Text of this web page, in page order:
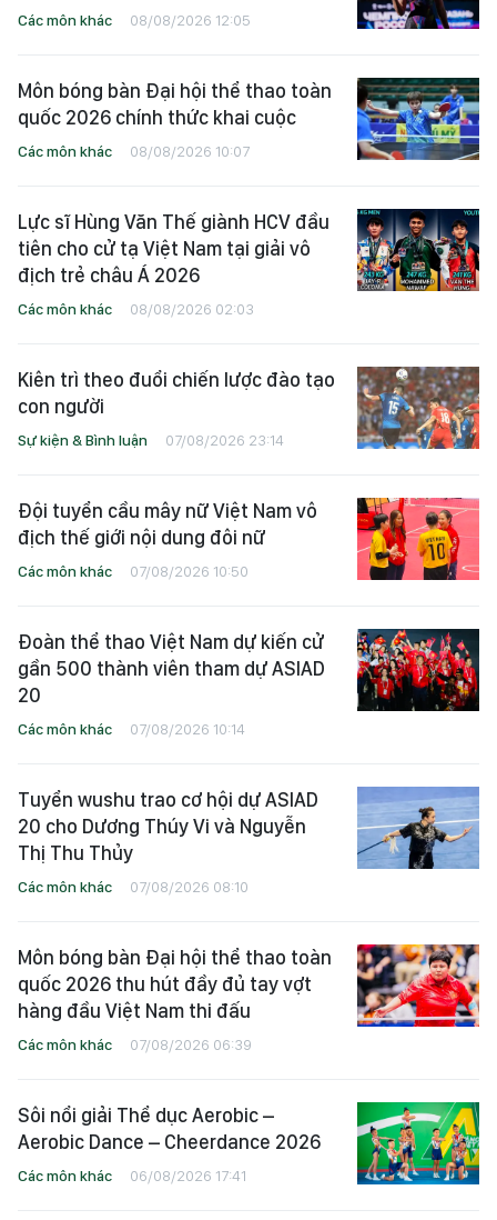
Các môn khác 08/08/2026 12:05
Môn bóng bàn Đại hội thể thao toàn
quốc 2026 chính thức khai cuộc
Các môn khác 08/08/2026 10:07
Lực sĩ Hùng Văn Thế giành HCV đầu
tiên cho cử tạ Việt Nam tại giải vô
địch trẻ châu Á 2026
Các môn khác 08/08/2026 02:03
Kiên trì theo đuổi chiến lược đào tạo
con người
Sự kiện & Bình luận 07/08/2026 23:14
Đội tuyển cầu mây nữ Việt Nam vô
địch thế giới nội dung đôi nữ
Các môn khác 07/08/2026 10:50
Đoàn thể thao Việt Nam dự kiến cử
gần 500 thành viên tham dự ASIAD
20
Các môn khác 07/08/2026 10:14
Tuyển wushu trao cơ hội dự ASIAD
20 cho Dương Thúy Vi và Nguyễn
Thị Thu Thủy
Các môn khác 07/08/2026 08:10
Môn bóng bàn Đại hội thể thao toàn
quốc 2026 thu hút đầy đủ tay vợt
hàng đầu Việt Nam thi đấu
Các môn khác 07/08/2026 06:39
Sôi nổi giải Thể dục Aerobic –
Aerobic Dance – Cheerdance 2026
Các môn khác 06/08/2026 17:41